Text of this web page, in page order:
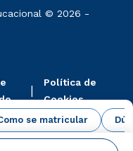
se matricular
cursos: Ensino
e Metodologia
© 2026 -
Política de
Cookies